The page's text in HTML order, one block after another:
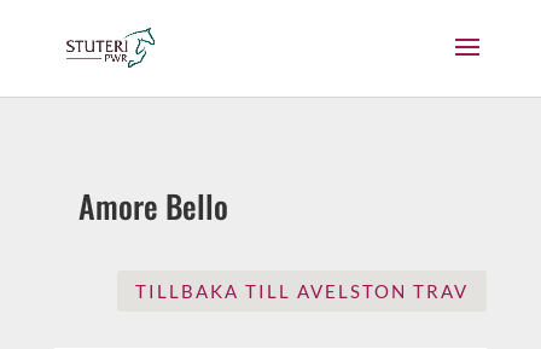
Amore Bello
TILLBAKA TILL AVELSTON TRAV